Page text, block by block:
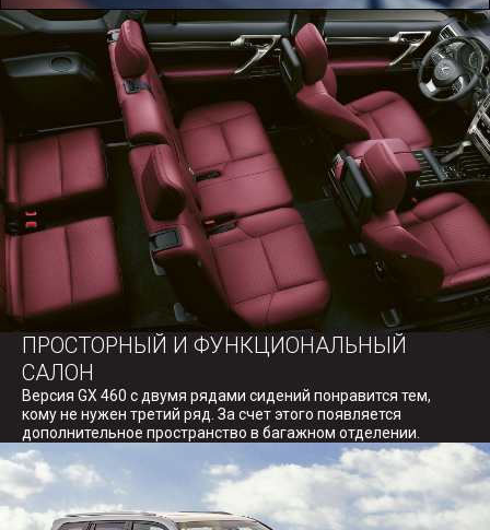
ПРОСТОРНЫЙ И ФУНКЦИОНАЛЬНЫЙ
САЛОН
Версия GX 460 с двумя рядами сидений понравится тем,
кому не нужен третий ряд. За счет этого появляется
дополнительное пространство в багажном отделении.